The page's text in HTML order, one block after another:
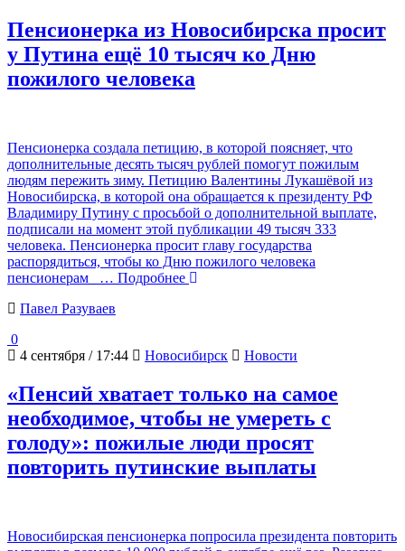
Пенсионерка из Новосибирска просит
у Путина ещё 10 тысяч ко Дню
пожилого человека
Пенсионерка создала петицию, в которой поясняет, что
дополнительные десять тысяч рублей помогут пожилым
людям пережить зиму. Петицию Валентины Лукашёвой из
Новосибирска, в которой она обращается к президенту РФ
Владимиру Путину с просьбой о дополнительной выплате,
подписали на момент этой публикации 49 тысяч 333
человека. Пенсионерка просит главу государства
распорядиться, чтобы ко Дню пожилого человека
пенсионерам
… Подробнее
Павел Разуваев
0
4 сентября / 17:44
Новосибирск Новости
«Пенсий хватает только на самое
необходимое, чтобы не умереть с
голоду»: пожилые люди просят
повторить путинские выплаты
Новосибирская пенсионерка попросила президента повторить